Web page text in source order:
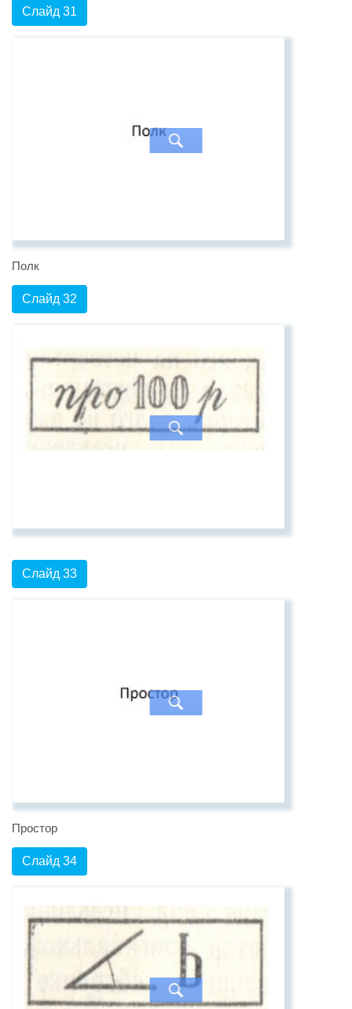
Слайд 31
Полк
Слайд 32
Слайд 33
Простор
Слайд 34